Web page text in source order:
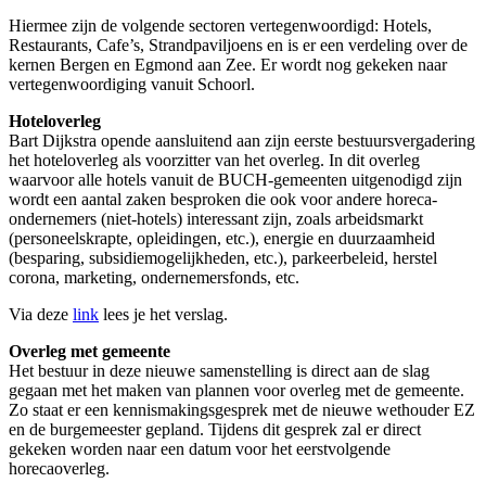
Hiermee zijn de volgende sectoren vertegenwoordigd: Hotels,
Restaurants, Cafe’s, Strandpaviljoens en is er een verdeling over de
kernen Bergen en Egmond aan Zee. Er wordt nog gekeken naar
vertegenwoordiging vanuit Schoorl.
Hoteloverleg
Bart Dijkstra opende aansluitend aan zijn eerste bestuursvergadering
het hoteloverleg als voorzitter van het overleg. In dit overleg
waarvoor alle hotels vanuit de BUCH-gemeenten uitgenodigd zijn
wordt een aantal zaken besproken die ook voor andere horeca-
ondernemers (niet-hotels) interessant zijn, zoals arbeidsmarkt
(personeelskrapte, opleidingen, etc.), energie en duurzaamheid
(besparing, subsidiemogelijkheden, etc.), parkeerbeleid, herstel
corona, marketing, ondernemersfonds, etc.
Via deze link lees je het verslag.
Overleg met gemeente
Het bestuur in deze nieuwe samenstelling is direct aan de slag
gegaan met het maken van plannen voor overleg met de gemeente.
Zo staat er een kennismakingsgesprek met de nieuwe wethouder EZ
en de burgemeester gepland. Tijdens dit gesprek zal er direct
gekeken worden naar een datum voor het eerstvolgende
horecaoverleg.